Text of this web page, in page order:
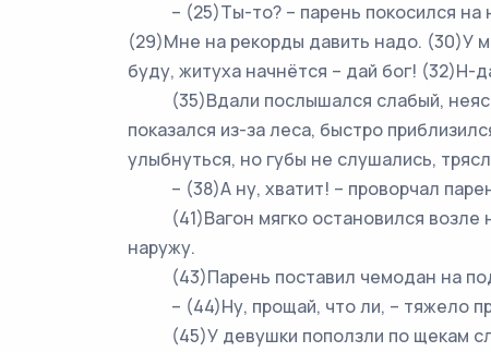
– (25)Ты-то? – парень покосился на
(29)Мне на рекорды давить надо. (30)У
буду, житуха начнётся – дай бог! (32)Н-
(35)Вдали послышался слабый,
показался из-за леса, быстро
улыбнуться, но губы не слушались,
– (38)А ну, хватит! – проворчал
(41)Вагон мягко остановился возле
наружу.
(43)Парень поставил чемодан на
– (44)Ну, прощай, что ли, – тяжело
(45)У девушки поползли по щекам